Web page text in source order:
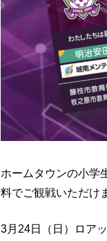
ホームタウンの小学
料でご観戦いただけ
3月24日（日）ロア